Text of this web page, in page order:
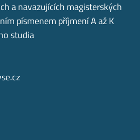
a navazujících magisterských
písmenem příjmení A až K
studia